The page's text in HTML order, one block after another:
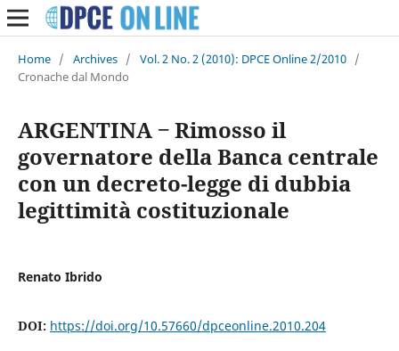
Home / Archives / Vol. 2 No. 2 (2010): DPCE Online 2/2010 /
Cronache dal Mondo
ARGENTINA ‒ Rimosso il
governatore della Banca centrale
con un decreto-legge di dubbia
legittimità costituzionale
Renato Ibrido
DOI: https://doi.org/10.57660/dpceonline.2010.204